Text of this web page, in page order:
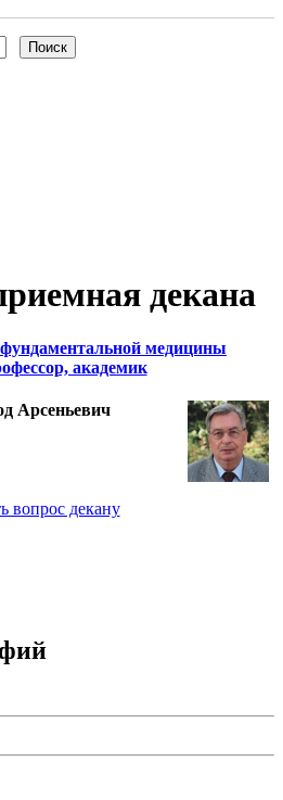
декана
медицины
академик
Арсеньевич
вопрос декану